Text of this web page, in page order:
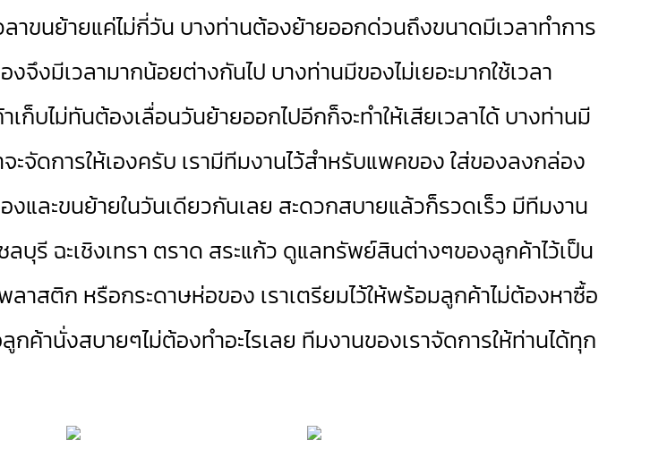
าขนย้ายแค่ไม่กี่วัน บางท่านต้องย้ายออกด่วนถึงขนาดมีเวลาทำการ
จึงมีเวลามากน้อยต่างกันไป บางท่านมีของไม่เยอะมากใช้เวลา
ก็บไม่ทันต้องเลื่อนวันย้ายออกไปอีกก็จะทำให้เสียเวลาได้ บางท่านมี
จัดการให้เองครับ เรามีทีมงานไว้สำหรับแพคของ ใส่ของลงกล่อง
และขนย้ายในวันเดียวกันเลย สะดวกสบายแล้วก็รวดเร็ว มีทีมงาน
รี ฉะเชิงเทรา ตราด สระแก้ว ดูแลทรัพย์สินต่างๆของลูกค้าไว้เป็น
าสติก หรือกระดาษห่อของ เราเตรียมไว้ให้พร้อมลูกค้าไม่ต้องหาซื้อ
ค้านั่งสบายๆไม่ต้องทำอะไรเลย ทีมงานของเราจัดการให้ท่านได้ทุก